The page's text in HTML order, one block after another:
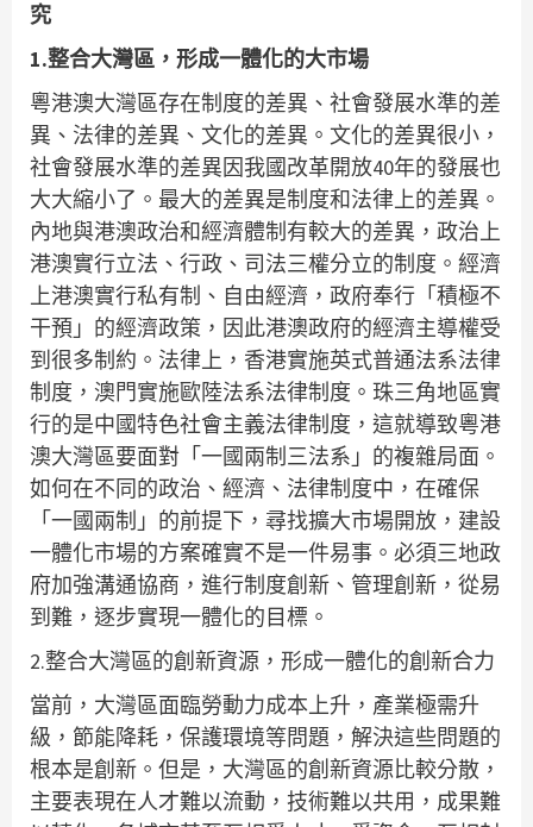
究
1.整合大灣區，形成一體化的大市場
粵港澳大灣區存在制度的差異、社會發展水準的差
異、法律的差異、文化的差異。文化的差異很小，
社會發展水準的差異因我國改革開放40年的發展也
大大縮小了。最大的差異是制度和法律上的差異。
內地與港澳政治和經濟體制有較大的差異，政治上
港澳實行立法、行政、司法三權分立的制度。經濟
上港澳實行私有制、自由經濟，政府奉行「積極不
干預」的經濟政策，因此港澳政府的經濟主導權受
到很多制約。法律上，香港實施英式普通法系法律
制度，澳門實施歐陸法系法律制度。珠三角地區實
行的是中國特色社會主義法律制度，這就導致粵港
澳大灣區要面對「一國兩制三法系」的複雜局面。
如何在不同的政治、經濟、法律制度中，在確保
「一國兩制」的前提下，尋找擴大市場開放，建設
一體化市場的方案確實不是一件易事。必須三地政
府加強溝通協商，進行制度創新、管理創新，從易
到難，逐步實現一體化的目標。
2.整合大灣區的創新資源，形成一體化的創新合力
當前，大灣區面臨勞動力成本上升，產業極需升
級，節能降耗，保護環境等問題，解決這些問題的
根本是創新。但是，大灣區的創新資源比較分散，
主要表現在人才難以流動，技術難以共用，成果難